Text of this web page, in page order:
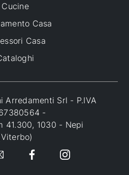
Cucine
Casa
Casa
Srl - P.IVA
-
41.300, 1030 - Nepi